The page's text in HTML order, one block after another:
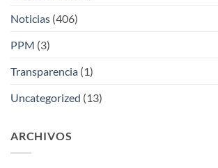
Noticias (406)
PPM (3)
Transparencia (1)
Uncategorized (13)
ARCHIVOS